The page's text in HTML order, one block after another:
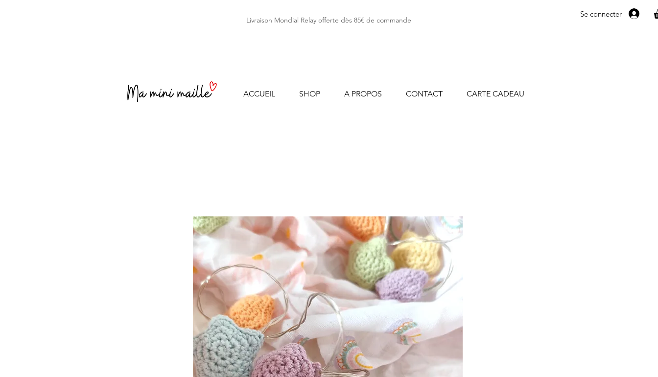
Livraison Mondial Relay offerte dès 85€ de commande
Se connecter
ACCUEIL SHOP A PROPOS CONTACT CARTE CADEAU